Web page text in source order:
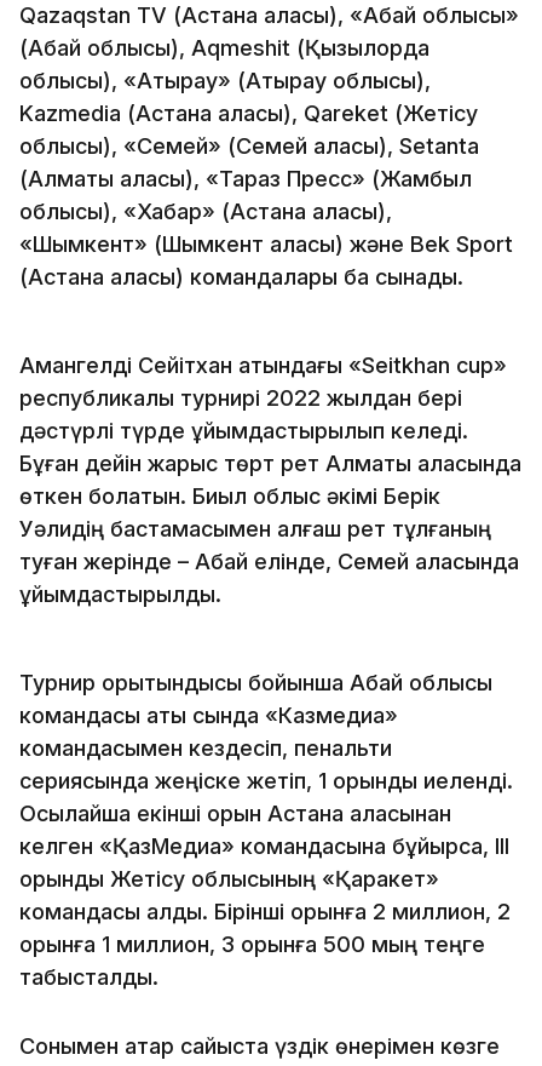
Qazaqstan TV (Астана қаласы), «Абай облысы»
(Абай облысы), Aqmeshit (Қызылорда
облысы), «Атырау» (Атырау облысы),
Kazmedia (Астана қаласы), Qareket (Жетісу
облысы), «Семей» (Семей қаласы), Setanta
(Алматы қаласы), «Тараз Пресс» (Жамбыл
облысы), «Хабар» (Астана қаласы),
«Шымкент» (Шымкент қаласы) және Bek Sport
(Астана қаласы) командалары бақ сынады.
Амангелді Сейітхан атындағы «Seitkhan cup»
республикалық турнирі 2022 жылдан бері
дәстүрлі түрде ұйымдастырылып келеді.
Бұған дейін жарыс төрт рет Алматы қаласында
өткен болатын. Биыл облыс әкімі Берік
Уәлидің бастамасымен алғаш рет тұлғаның
туған жерінде – Абай елінде, Семей қаласында
ұйымдастырылды.
Турнир қорытындысы бойынша Абай облысы
командасы ақтық сында «Казмедиа»
командасымен кездесіп, пенальти
сериясында жеңіске жетіп, 1 орынды иеленді.
Осылайша екінші орын Астана қаласынан
келген «ҚазМедиа» командасына бұйырса, III
орынды Жетісу облысының «Қаракет»
командасы алды. Бірінші орынға 2 миллион, 2
орынға 1 миллион, 3 орынға 500 мың теңге
табысталды.
Сонымен қатар сайыста үздік өнерімен көзге